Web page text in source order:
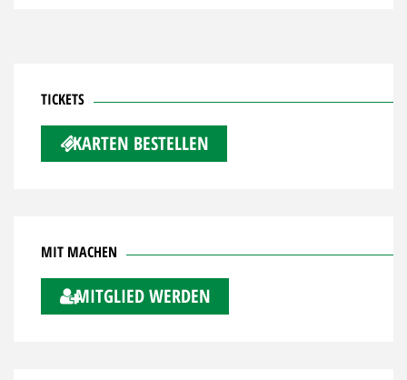
TICKETS
KARTEN BESTELLEN
MIT MACHEN
MITGLIED WERDEN